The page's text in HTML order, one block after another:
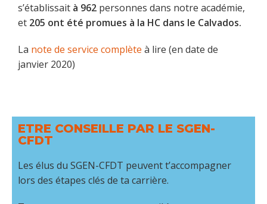
s’établissait à 962 personnes dans notre académie,
et 205 ont été promues à la HC dans le Calvados.
La note de service complète à lire (en date de
janvier 2020)
ETRE CONSEILLE PAR LE SGEN-
CFDT
Les élus du SGEN-CFDT peuvent t’accompagner
lors des étapes clés de ta carrière.